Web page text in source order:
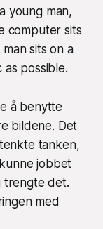
young man,
computer sits
sits on a
as possible.
å benytte
bildene. Det
tanken,
jobbet
trengte det.
med